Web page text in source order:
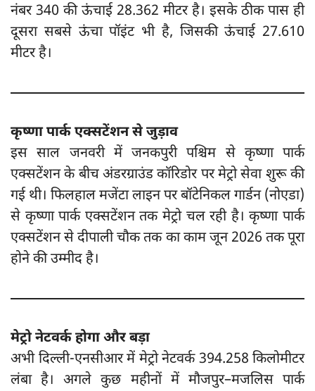
नंबर 340 की ऊंचाई 28.362 मीटर है। इसके ठीक पास ही
दूसरा सबसे ऊंचा पॉइंट भी है, जिसकी ऊंचाई 27.610
मीटर है।
कृष्णा पार्क एक्सटेंशन से जुड़ाव
इस साल जनवरी में जनकपुरी पश्चिम से कृष्णा पार्क
एक्सटेंशन के बीच अंडरग्राउंड कॉरिडोर पर मेट्रो सेवा शुरू की
गई थी। फिलहाल मजेंटा लाइन पर बॉटेनिकल गार्डन (नोएडा)
से कृष्णा पार्क एक्सटेंशन तक मेट्रो चल रही है। कृष्णा पार्क
एक्सटेंशन से दीपाली चौक तक का काम जून 2026 तक पूरा
होने की उम्मीद है।
मेट्रो नेटवर्क होगा और बड़ा
अभी दिल्ली-एनसीआर में मेट्रो नेटवर्क 394.258 किलोमीटर
लंबा है। अगले कुछ महीनों में मौजपुर–मजलिस पार्क